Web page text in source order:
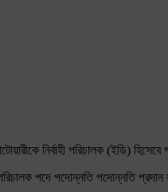
নির্বাহী পরিচালক (ইডি)
পদে পদোন্নতি পদোন্নতি